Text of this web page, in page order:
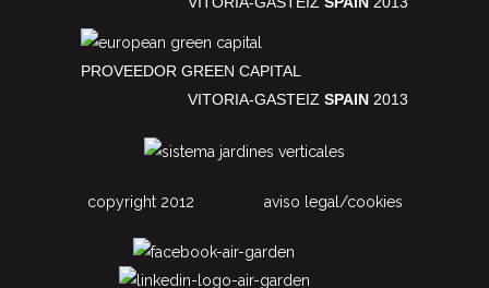
PROVEEDOR GREEN CAPITAL
VITORIA-GASTEIZ SPAIN 2013
copyright 2012 aviso legal/cookies